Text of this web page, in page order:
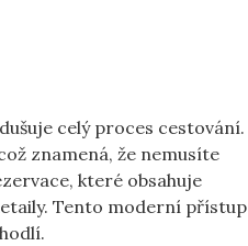
celý proces cestování.
znamená, ⁣že nemusíte
které obsahuje
Tento moderní přístup